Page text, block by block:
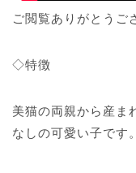
ご閲覧ありがとうご
◇特徴
美猫の両親から産ま
なしの可愛い子です。